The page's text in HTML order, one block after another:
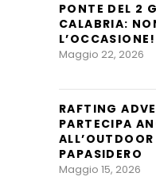
PONTE DEL 2
CALABRIA:
L’OCCASIONE!
Maggio 22, 2026
RAFTING
PARTECIPA
PAPASIDERO
Maggio 15, 2026